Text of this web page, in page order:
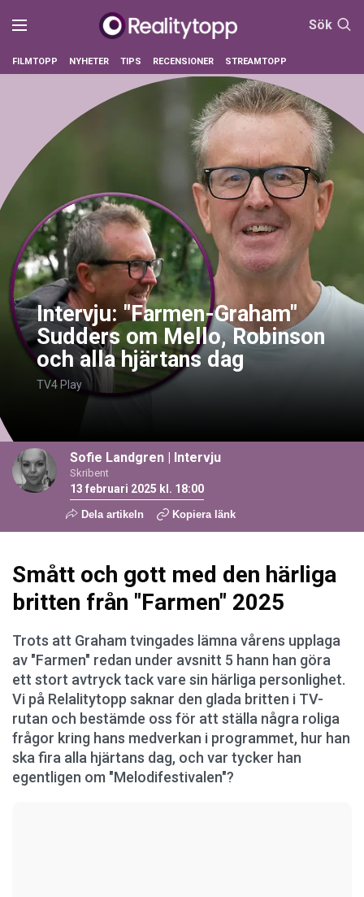
Sök
FILMTOPP NYHETER TIPS RECENSIONER STREAMTOPP
Intervju: "Farmen-Graham"
Sudders om Mello, Robinson
och alla hjärtans dag
TV4 Play
Sofie Landgren | Intervju
Skribent
13 februari 2025 kl. 18:00
Dela artikeln Kopiera länk
Smått och gott med den härliga
britten från "Farmen" 2025
Trots att Graham tvingades lämna vårens upplaga
av "Farmen" redan under avsnitt 5 hann han göra
ett stort avtryck tack vare sin härliga personlighet.
Vi på Relalitytopp saknar den glada britten i TV-
rutan och bestämde oss för att ställa några roliga
frågor kring hans medverkan i programmet, hur han
ska fira alla hjärtans dag, och var tycker han
egentligen om "Melodifestivalen"?